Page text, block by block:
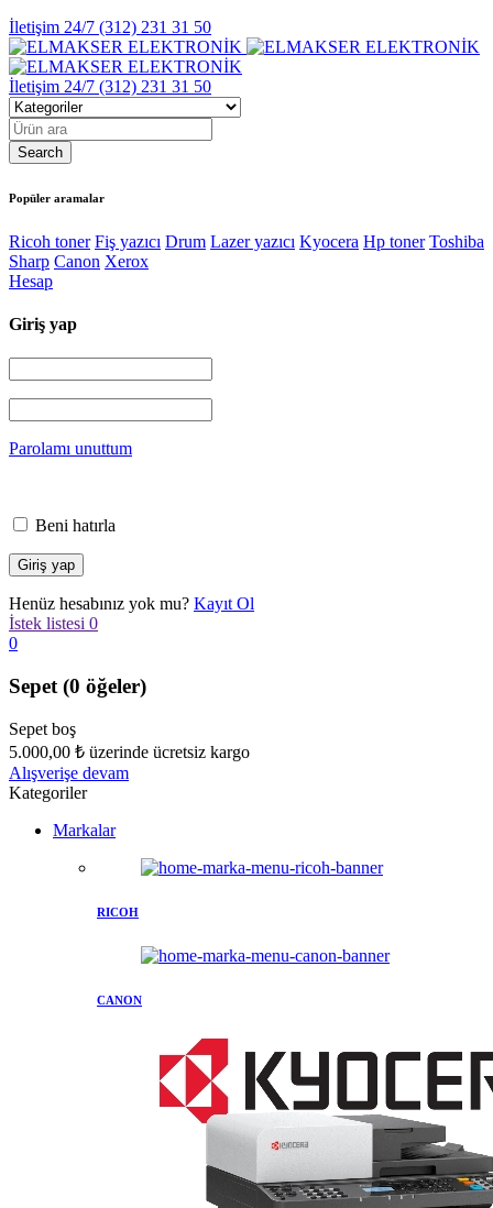
İletişim 24/7 (312) 231 31 50
İletişim 24/7 (312) 231 31 50
Popüler aramalar
Ricoh toner Fiş yazıcı Drum Lazer yazıcı Kyocera Hp toner Toshiba
Sharp Canon Xerox
Hesap
Giriş yap
Parolamı unuttum
Beni hatırla
Henüz hesabınız yok mu? Kayıt Ol
İstek listesi 0
0
Sepet (0 öğeler)
Sepet boş
5.000,00 ₺ üzerinde ücretsiz kargo
Alışverişe devam
Kategoriler
Markalar
RICOH
CANON